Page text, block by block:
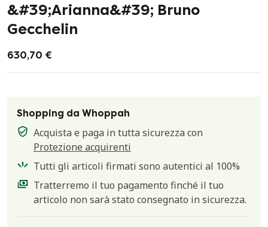
&#39;Arianna&#39; Bruno
Gecchelin
630,70 €
Shopping da Whoppah
Acquista e paga in tutta sicurezza con
Protezione acquirenti
Tutti gli articoli firmati sono autentici al 100%
Tratterremo il tuo pagamento finché il tuo
articolo non sarà stato consegnato in sicurezza.